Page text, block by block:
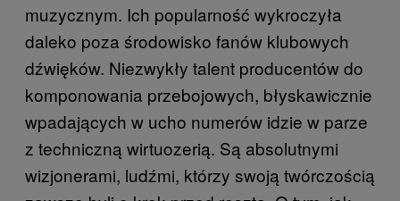
muzycznym. Ich popularność wykroczyła
daleko poza środowisko fanów klubowych
dźwięków. Niezwykły talent producentów do
komponowania przebojowych, błyskawicznie
wpadających w ucho numerów idzie w parze
z techniczną wirtuozerią. Są absolutnymi
wizjonerami, ludźmi, którzy swoją twórczością